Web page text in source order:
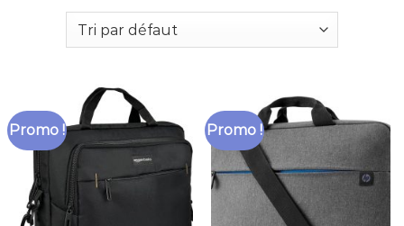
Promo ! Promo !